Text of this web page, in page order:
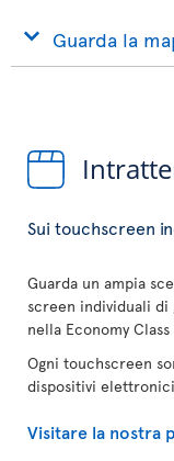
Guarda la
Sui touchscreen
Guarda un ampia
screen individuali di
nella Economy
Ogni touchscreen
dispositivi
Visitare la nostra